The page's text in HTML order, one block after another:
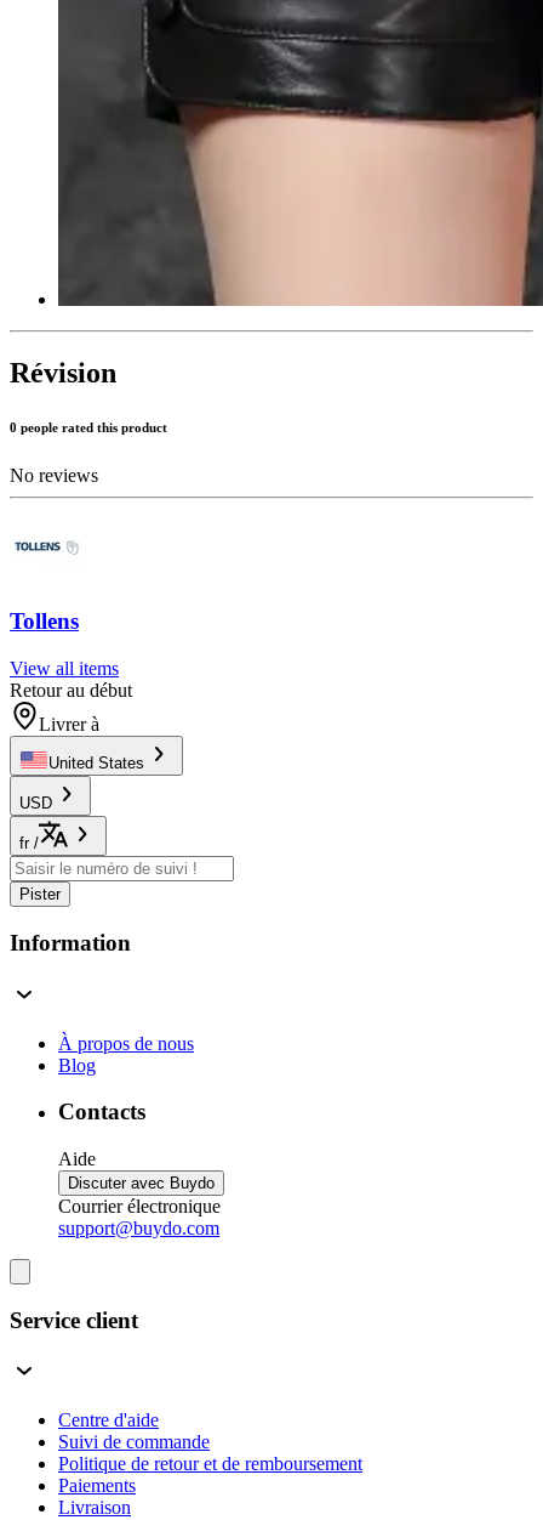
Révision
0 people rated this product
No reviews
Tollens
View all items
Retour au début
Livrer à
United States
USD
fr /
Pister
Information
À propos de nous
Blog
Contacts
Aide
Discuter avec Buydo
Courrier électronique
support@buydo.com
Service client
Centre d'aide
Suivi de commande
Politique de retour et de remboursement
Paiements
Livraison